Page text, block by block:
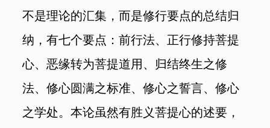
不是理论的汇集，而是修行要点的总结归
纳，有七个要点：前行法、正行修持菩提
心、恶缘转为菩提道用、归结终生之修
法、修心圆满之标准、修心之誓言、修心
之学处。本论虽然有胜义菩提心的述要，